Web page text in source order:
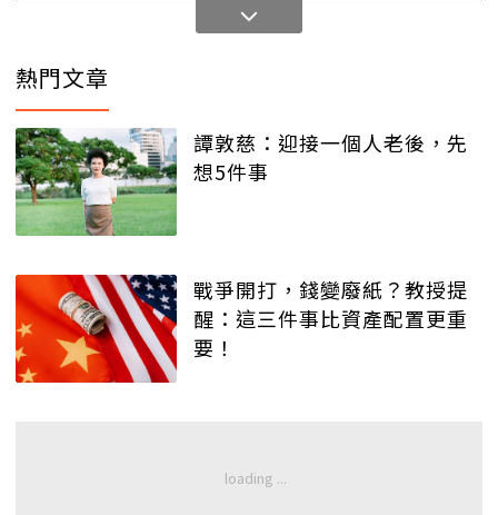
熱門文章
譚敦慈：迎接一個人老後，先
想5件事
戰爭開打，錢變廢紙？教授提
醒：這三件事比資產配置更重
要！